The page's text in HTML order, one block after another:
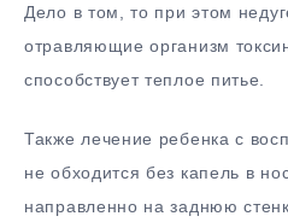
Дело в том, то при этом
отравляющие организм
способствует теплое питье.
Также лечение ребенка с
не обходится без капель в
направленно на заднюю